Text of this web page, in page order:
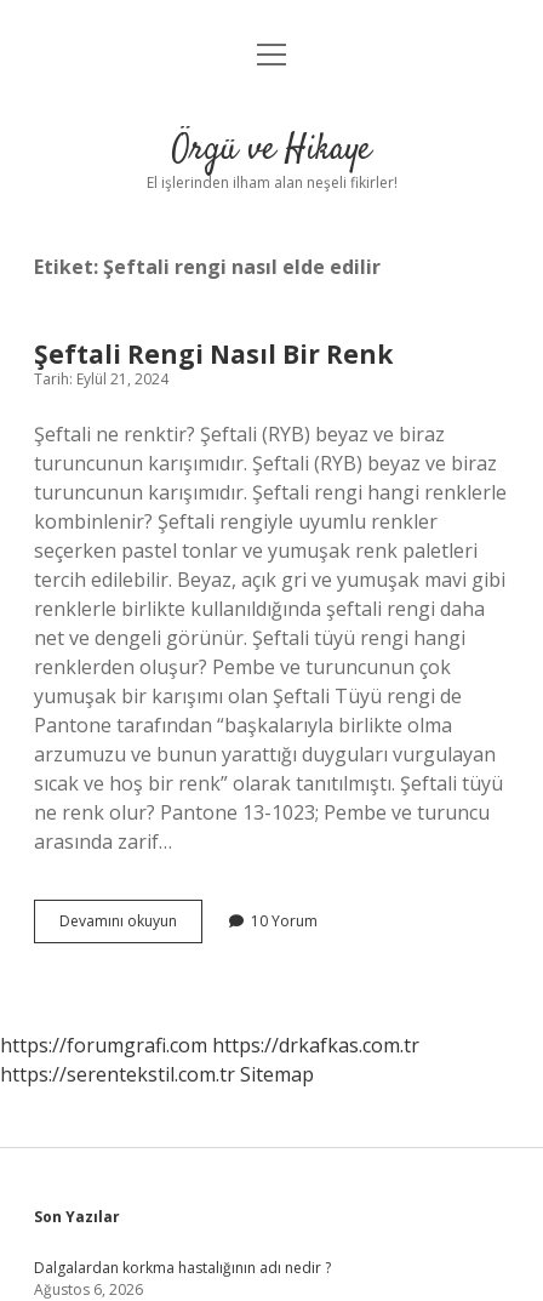
Anasayfa
Yasal Uyarı
menüyü
Örgü ve Hikaye
El işlerinden ilham alan neşeli fikirler!
Etiket:Şeftali rengi nasıl elde edilir
Şeftali Rengi Nasıl Bir Renk
Tarih: Eylül 21, 2024
Şeftali ne renktir? Şeftali (RYB) beyaz ve biraz
turuncunun karışımıdır. Şeftali (RYB) beyaz ve biraz
turuncunun karışımıdır. Şeftali rengi hangi renklerle
kombinlenir? Şeftali rengiyle uyumlu renkler
seçerken pastel tonlar ve yumuşak renk paletleri
tercih edilebilir. Beyaz, açık gri ve yumuşak mavi gibi
renklerle birlikte kullanıldığında şeftali rengi daha
net ve dengeli görünür. Şeftali tüyü rengi hangi
renklerden oluşur? Pembe ve turuncunun çok
yumuşak bir karışımı olan Şeftali Tüyü rengi de
Pantone tarafından “başkalarıyla birlikte olma
arzumuzu ve bunun yarattığı duyguları vurgulayan
sıcak ve hoş bir renk” olarak tanıtılmıştı. Şeftali tüyü
ne renk olur? Pantone 13-1023; Pembe ve turuncu
arasında zarif…
Devamını okuyun
Rengi
10 Yorum
https://forumgrafi.com https://drkafkas.com.tr
https://serentekstil.com.trSitemap
Sidebar
Son Yazılar
Dalgalardan korkma hastalığının adı nedir ?
Ağustos 6, 2026